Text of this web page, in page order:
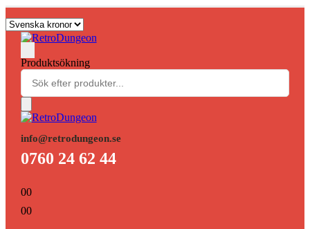
Produktsökning
info@retrodungeon.se
0760 24 62 44
00
00